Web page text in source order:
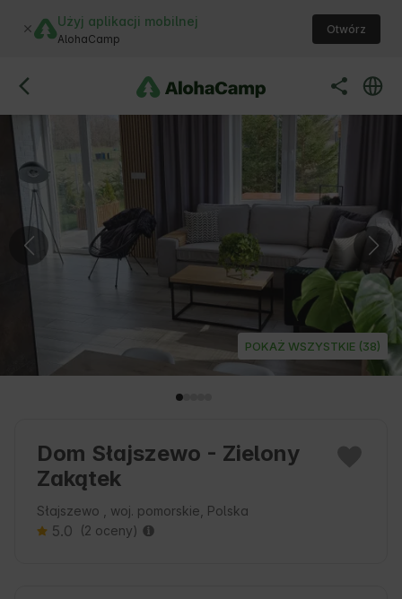
Użyj aplikacji mobilnej
AlohaCamp
Otwórz
POKAŻ WSZYSTKIE (38)
Dom Słajszewo - Zielony
Zakątek
Słajszewo , woj. pomorskie, Polska
5.0 (2 oceny)